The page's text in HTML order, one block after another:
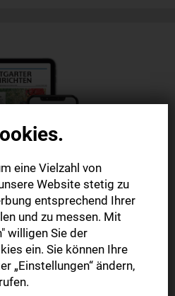
App
eine Vielzahl von
Website stetig zu
entsprechend Ihrer
und zu messen. Mit
willigen Sie der
ein. Sie können Ihre
„Einstellungen“ ändern,